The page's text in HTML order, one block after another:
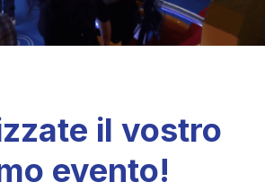
il vostro
evento!